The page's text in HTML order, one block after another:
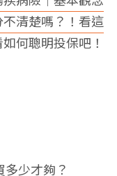
不清楚嗎？！看這
何聰明投保吧！
少才夠？